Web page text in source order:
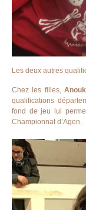
Les deux autres
Chez les filles,Anouk
qualifications
fond de jeu lui
Championnat d’Agen.